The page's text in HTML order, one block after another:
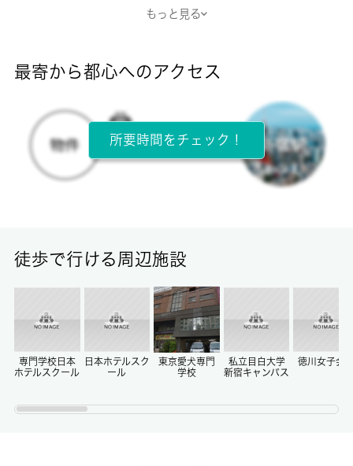
所在階
2階 / 3階建
-/-
もっと見る
最寄から都心へのアクセス
所要時間をチェック！
徒歩で行ける周辺施設
専門学校日本
ホテルスクール
日本ホテルスク
ール
東京愛犬専門
学校
私立目白大学
新宿キャンパス
徳川女子会